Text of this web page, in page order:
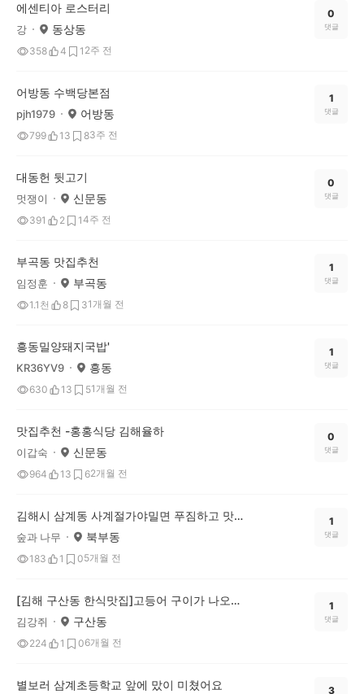
에센티아 로스터리
강 동상동
358 4 1 2주 전
0
댓글
어방동 수백당본점
pjh1979 어방동
799 13 83주 전
1
댓글
대동헌 뒷고기
멋쟁이 신문동
391 2 14주 전
0
댓글
부곡동 맛집추천
임정훈 부곡동
1.1천 8 31개월 전
1
댓글
흥동밀양돼지국밥'
KR36YV9 흥동
630 13 51개월 전
1
댓글
맛집추천 -홍홍식당 김해율하
이갑숙 신문동
964 13 62개월 전
0
댓글
김해시 삼계동 사계절가야밀면 푸짐하고 맛나요!
숲과 나무 북부동
183 1 05개월 전
1
댓글
[김해 구산동 한식맛집]고등어 구이가 나오는 건강 비빔밥 정식입니다.
김강쥐 구산동
224 1 06개월 전
1
댓글
별보러 삼계초등학교 앞에 맜이 미쳤어요 3